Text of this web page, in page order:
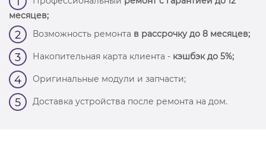
месяцев;
2 Возможность ремонта в рассрочку до 8 месяцев;
3 Накопительная карта клиента - кэшбэк до 5%;
4 Оригинальные модули и запчасти;
5 Доставка устройства после ремонта на дом.